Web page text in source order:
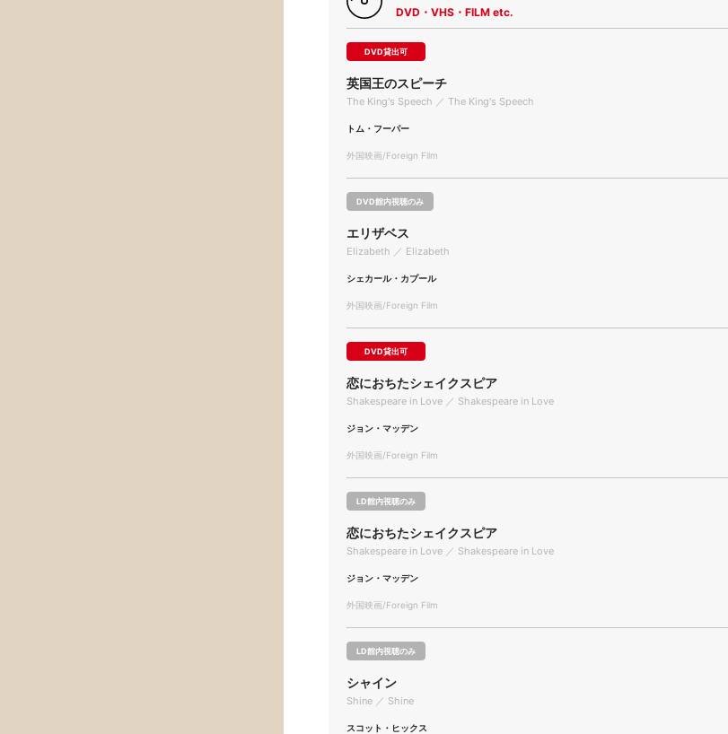
DVD・VHS・FILM etc.
DVD貸出可
英国王のスピーチ
The King's Speech ／ The King's Speech
トム・フーパー
外国映画/Foreign Film
DVD館内視聴のみ
エリザベス
Elizabeth ／ Elizabeth
シェカール・カプール
外国映画/Foreign Film
DVD貸出可
恋におちたシェイクスピア
Shakespeare in Love ／ Shakespeare in Love
ジョン・マッデン
外国映画/Foreign Film
LD館内視聴のみ
恋におちたシェイクスピア
Shakespeare in Love ／ Shakespeare in Love
ジョン・マッデン
外国映画/Foreign Film
LD館内視聴のみ
シャイン
Shine ／ Shine
スコット・ヒックス